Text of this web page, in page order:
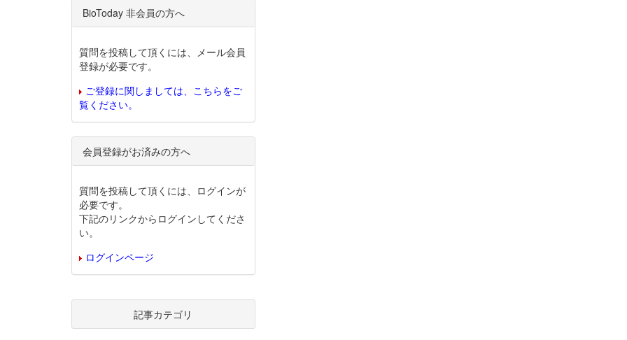
BioToday 非会員の方へ
質問を投稿して頂くには、メール会員
登録が必要です。
ご登録に関しましては、こちらをご
覧ください。
会員登録がお済みの方へ
質問を投稿して頂くには、ログインが
必要です。
下記のリンクからログインしてくださ
い。
ログインページ
記事カテゴリ